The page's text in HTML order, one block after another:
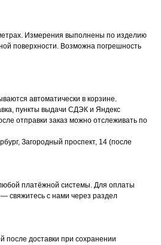
Измерения выполнены по изделию
поверхности. Возможна погрешность
автоматически в корзине.
пункты выдачи СДЭК и Яндекс
отправки заказ можно отслеживать по
Загородный проспект, 14 (после
платёжной системы. Для оплаты
свяжитесь с нами через раздел
после доставки при сохранении